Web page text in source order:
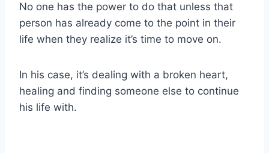
No one has the power to do that unless that
person has already come to the point in their
life when they realize it’s time to move on.
In his case, it’s dealing with a broken heart,
healing and finding someone else to continue
his life with.